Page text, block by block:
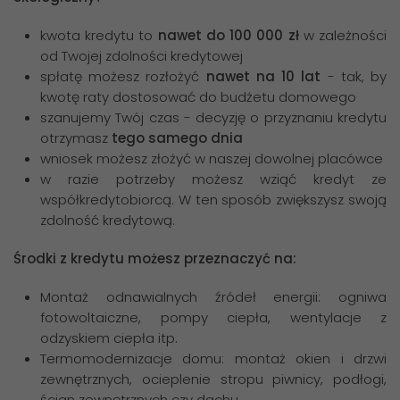
kwota kredytu to nawet do 100 000 zł w zależności
od Twojej zdolności kredytowej
spłatę możesz rozłożyć nawet na 10 lat - tak, by
kwotę raty dostosować do budżetu domowego
szanujemy Twój czas - decyzję o przyznaniu kredytu
otrzymasz tego samego dnia
wniosek możesz złożyć w naszej dowolnej placówce
w razie potrzeby możesz wziąć kredyt ze
współkredytobiorcą. W ten sposób zwiększysz swoją
zdolność kredytową.
Środki z kredytu możesz przeznaczyć na:
Montaż odnawialnych źródeł energii: ogniwa
fotowoltaiczne, pompy ciepła, wentylacje z
odzyskiem ciepła itp.
Termomodernizacje domu: montaż okien i drzwi
zewnętrznych, ocieplenie stropu piwnicy, podłogi,